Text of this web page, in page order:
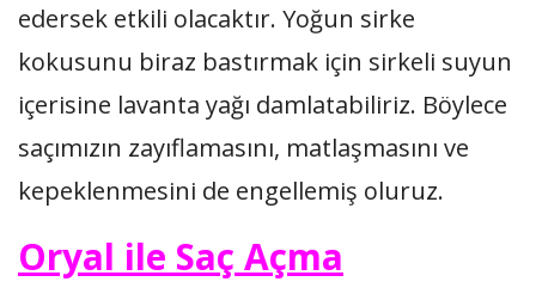
edersek etkili olacaktır. Yoğun sirke
kokusunu biraz bastırmak için sirkeli suyun
içerisine lavanta yağı damlatabiliriz. Böylece
saçımızın zayıflamasını, matlaşmasını ve
kepeklenmesini de engellemiş oluruz.
Oryal ile Saç Açma